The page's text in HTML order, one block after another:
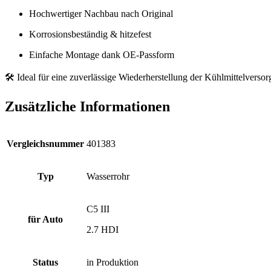
Hochwertiger Nachbau nach Original
Korrosionsbeständig & hitzefest
Einfache Montage dank OE-Passform
🛠️ Ideal für eine zuverlässige Wiederherstellung der
Zusätzliche Informationen
Vergleichsnummer 401383
Typ Wasserrohr
für Auto
C5 III
2.7 HDI
Status in Produktion